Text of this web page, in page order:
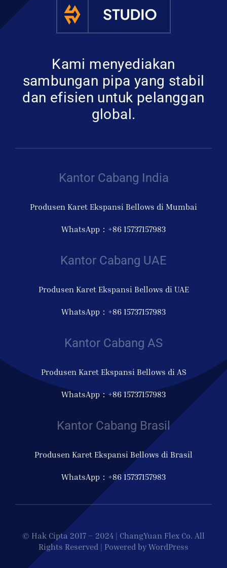
Kami menyediakan
sambungan pipa yang stabil
dan efisien untuk pelanggan
global.
Kantor Cabang India
Produsen Karet Ekspansi Bellows di Mumbai
WhatsApp：+86 15737157983
Kantor Cabang UAE
Produsen Karet Ekspansi Bellows di UAE
WhatsApp：+86 15737157983
Kantor Cabang AS
Produsen Karet Ekspansi Bellows di AS
WhatsApp：+86 15737157983
Kantor Cabang Brasil
Produsen Karet Ekspansi Bellows di Brasil
WhatsApp：+86 15737157983
© Hak Cipta 2017 – 2024 | ChangYuan Flex Co. All
Rights Reserved | Powered by WordPress